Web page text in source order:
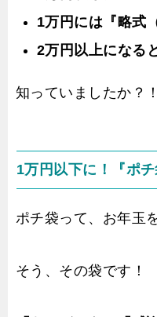
1万円には『略式
2万円以上になる
知っていましたか？
1万円以下に！『ポチ
ポチ袋って、お年玉
そう、その袋です！